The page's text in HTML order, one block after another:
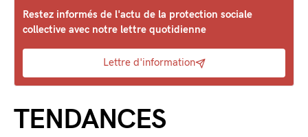
Restez informés de l'actu de la protection sociale
collective avec notre lettre quotidienne
Lettre d'information
TENDANCES